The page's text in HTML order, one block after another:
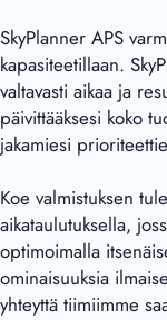
SkyPlanner APS
kapasiteetillaan.
valtavasti aikaa ja
päivittääksesi koko
jakamiesi
Koe valmistuksen
aikataulutuksella,
optimoimalla
ominaisuuksia
yhteyttä tiimiimme